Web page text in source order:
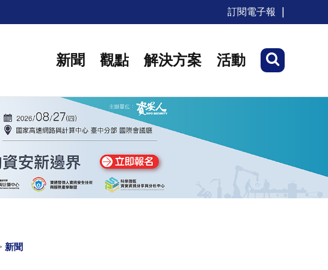
訂閱電子報
新聞 觀點 解決方案 活動
新聞